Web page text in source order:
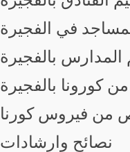
في الفجيرة
المدارس بالفجيرة
كورونا بالفجيرة
من فيروس كورنا
نصائح وارشادات